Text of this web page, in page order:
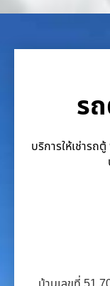
ร
บริการให้เช่าร